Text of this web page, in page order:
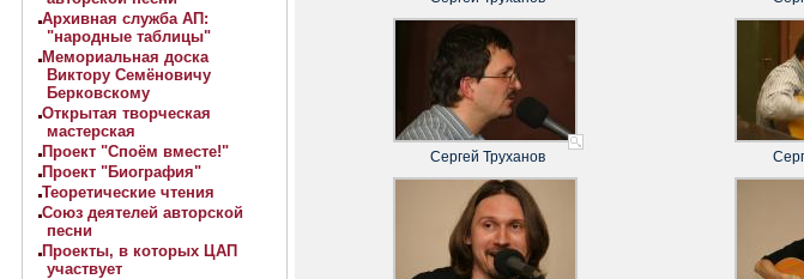
Архивная служба АП:
"народные таблицы"
Мемориальная доска
Виктору Семёновичу
Берковскому
Открытая творческая
мастерская
Проект "Споём вместе!"
Проект "Биография"
Теоретические чтения
Союз деятелей авторской
песни
Проекты, в которых ЦАП
участвует
Сергей Труханов